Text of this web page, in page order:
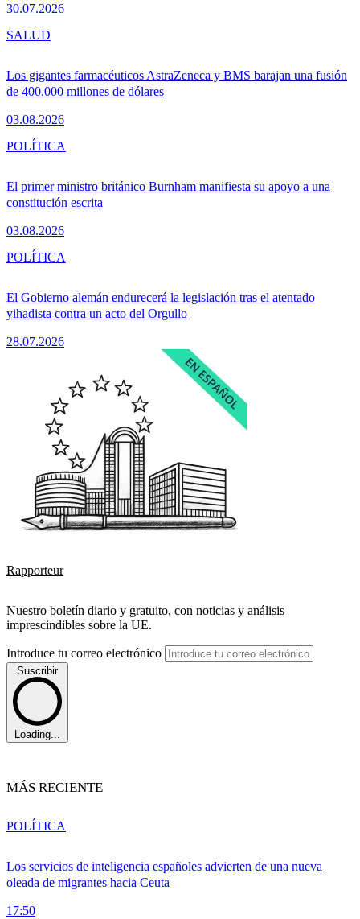
30.07.2026
Los gigantes farmacéuticos AstraZeneca y BMS barajan una fusión
de 400.000 millones de dólares
03.08.2026
SALUD
El primer ministro británico Burnham manifiesta su apoyo a una
constitución escrita
03.08.2026
POLÍTICA
El Gobierno alemán endurecerá la legislación tras el atentado
yihadista contra un acto del Orgullo
28.07.2026
POLÍTICA
Rapporteur
Nuestro boletín diario y gratuito, con noticias y análisis
imprescindibles sobre la UE.
Introduce tu correo electrónico
Suscribir
Loading...
MÁS RECIENTE
Los servicios de inteligencia españoles advierten de una nueva
oleada de migrantes hacia Ceuta
17:50
POLÍTICA